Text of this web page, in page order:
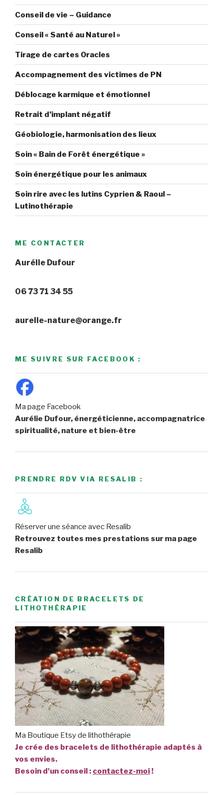
Conseil de vie – Guidance
Conseil « Santé au Naturel »
Tirage de cartes Oracles
Accompagnement des victimes de PN
Déblocage karmique et émotionnel
Retrait d’implant négatif
Géobiologie, harmonisation des lieux
Soin « Bain de Forêt énergétique »
Soin énergétique pour les animaux
Soin rire avec les lutins Cyprien & Raoul –
Lutinothérapie
ME CONTACTER
Aurélie Dufour
06 73 71 34 55
aurelie-nature@orange.fr
ME SUIVRE SUR FACEBOOK :
Ma page Facebook
Aurélie Dufour, énergéticienne, accompagnatrice
spiritualité, nature et bien-être
PRENDRE RDV VIA RESALIB :
Réserver une séance avec Resalib
Retrouvez toutes mes prestations sur ma page
Resalib
CRÉATION DE BRACELETS DE
LITHOTHÉRAPIE
Ma Boutique Etsy de lithothérapie
Je crée des bracelets de lithothérapie adaptés à
vos envies.
Besoin d'un conseil : contactez-moi!